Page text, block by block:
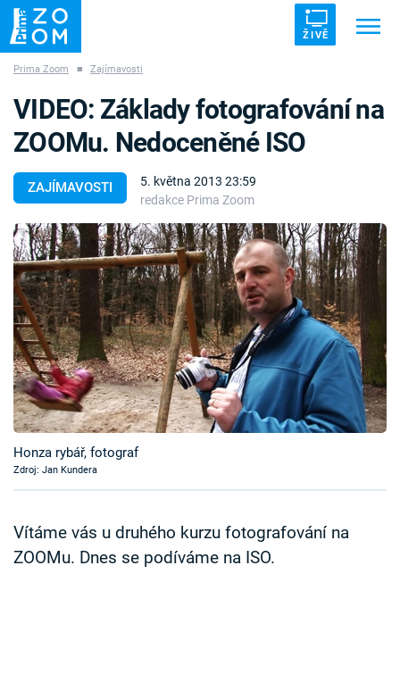
ŽIVĚ
ZÁHADY VETŘELCI DÁVNOVĚKU
Témata
Témata
Pořady
TV Program
Časopis
Sledujte prima+
Prima Zoom ■ Zajímavosti
ZAJÍMAVOSTI
5. května 2013 23:59
redakce Prima Zoom
VIDEO: Základy fotografování na
ZOOMu. Nedoceněné ISO
Honza rybář, fotograf
Zdroj: Jan Kundera
Vítáme vás u druhého kurzu fotografování na
ZOOMu. Dnes se podíváme na ISO.